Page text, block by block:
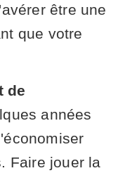
être une
que votre
de
années
Faire jouer la